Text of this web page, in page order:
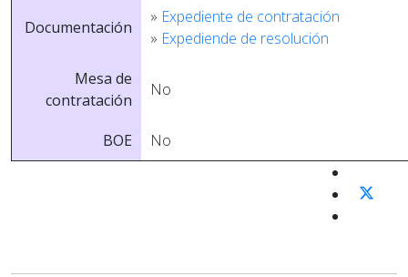
Documentación
» Expediente de contratación
» Expediende de resolución
Mesa de
contratación
No
BOE No